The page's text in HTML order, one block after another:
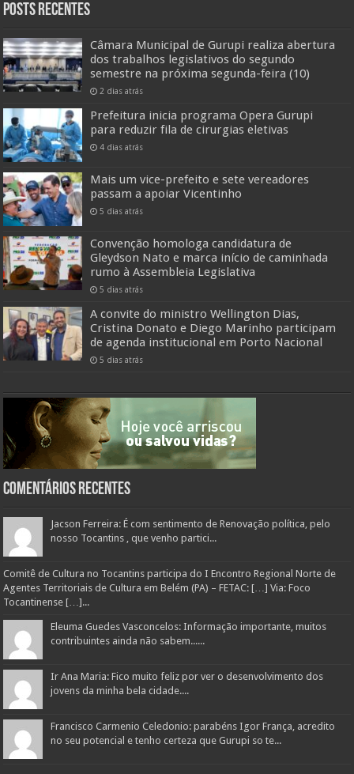
Posts Recentes
Câmara Municipal de Gurupi realiza abertura
dos trabalhos legislativos do segundo
semestre na próxima segunda-feira (10)
2 dias atrás
Prefeitura inicia programa Opera Gurupi
para reduzir fila de cirurgias eletivas
4 dias atrás
Mais um vice-prefeito e sete vereadores
passam a apoiar Vicentinho
5 dias atrás
Convenção homologa candidatura de
Gleydson Nato e marca início de caminhada
rumo à Assembleia Legislativa
5 dias atrás
A convite do ministro Wellington Dias,
Cristina Donato e Diego Marinho participam
de agenda institucional em Porto Nacional
5 dias atrás
Comentários Recentes
Jacson Ferreira: É com sentimento de Renovação política, pelo
nosso Tocantins , que venho partici...
Comitê de Cultura no Tocantins participa do I Encontro Regional Norte de
Agentes Territoriais de Cultura em Belém (PA) – FETAC: […] Via: Foco
Tocantinense […]...
Eleuma Guedes Vasconcelos: Informação importante, muitos
contribuintes ainda não sabem......
Ir Ana Maria: Fico muito feliz por ver o desenvolvimento dos
jovens da minha bela cidade....
Francisco Carmenio Celedonio: parabéns Igor França, acredito
no seu potencial e tenho certeza que Gurupi so te...